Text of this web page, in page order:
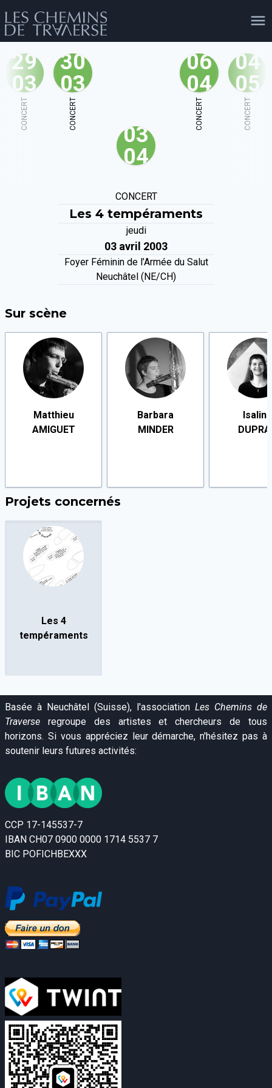
agenda personnes shop
facebook
29
03
CONCERT
30
03
CONCERT
03
04
06
04
CONCERT
04
05
CONCERT
CONCERT
Les 4 tempéraments
jeudi
03 avril 2003
Foyer Féminin de l’Armée du Salut
Neuchâtel (NE/CH)
Sur scène
Matthieu
AMIGUET
Barbara
MINDER
Isaline
Projets concernés
Les 4
tempéraments
Basée à Neuchâtel (Suisse), l'association Les Chemins de
Traverse regroupe des artistes et chercheurs de tous
horizons. Si vous appréciez leur démarche, n'hésitez pas à
soutenir leurs futures activités:
CCP 17-145537-7
IBAN CH07 0900 0000 1714 5537 7
BIC POFICHBEXXX